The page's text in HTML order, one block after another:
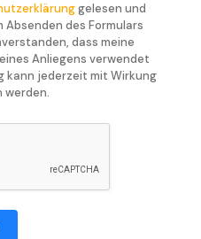
gelesen und
Absenden des Formulars
dass meine
Anliegens verwendet
kann jederzeit mit Wirkung
werden.